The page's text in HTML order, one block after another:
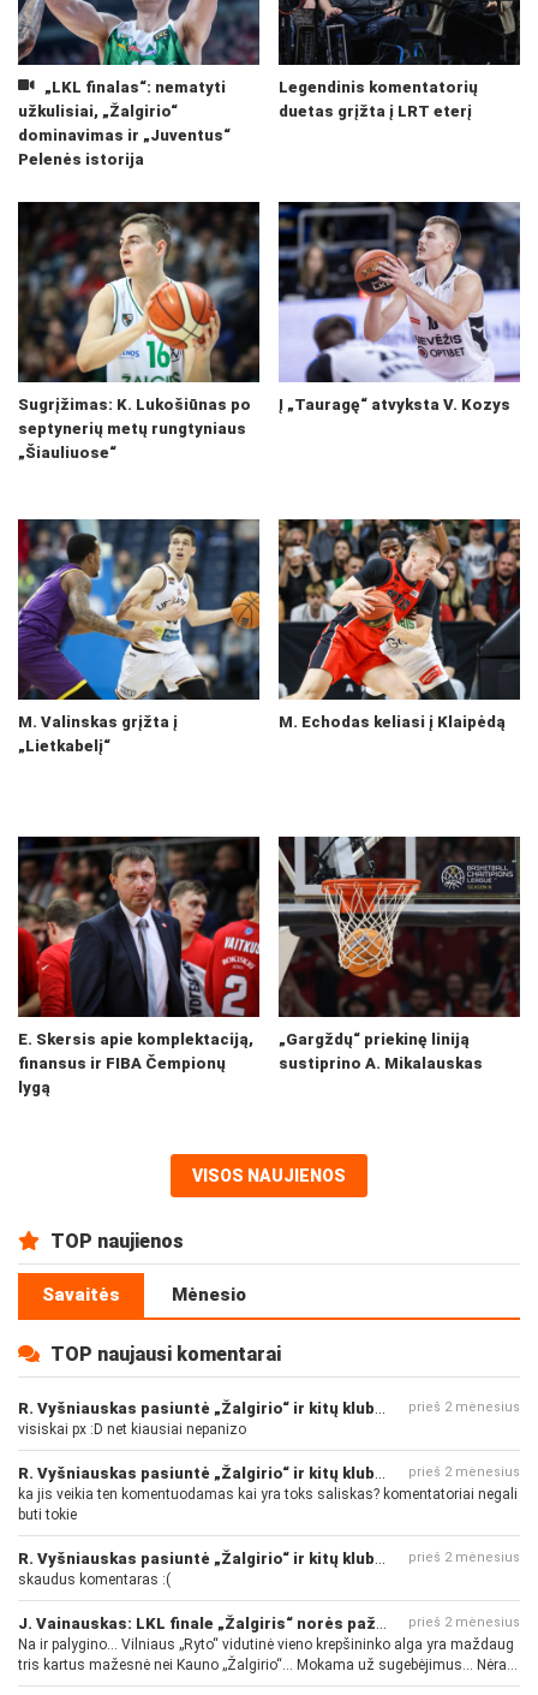
„LKL finalas“: nematyti
užkulisiai, „Žalgirio“
dominavimas ir „Juventus“
Pelenės istorija
Legendinis komentatorių
duetas grįžta į LRT eterį
Sugrįžimas: K. Lukošiūnas po
septynerių metų rungtyniaus
„Šiauliuose“
Į „Tauragę“ atvyksta V. Kozys
M. Valinskas grįžta į
„Lietkabelį“
M. Echodas keliasi į Klaipėdą
E. Skersis apie komplektaciją,
finansus ir FIBA Čempionų
lygą
„Gargždų“ priekinę liniją
sustiprino A. Mikalauskas
VISOS NAUJIENOS
TOP naujienos
Savaitės Mėnesio
TOP naujausi komentarai
prieš 2 mėnesius
visiskai px :D net kiausiai nepanizo
prieš 2 mėnesius
ka jis veikia ten komentuodamas kai yra toks saliskas? komentatoriai negali
buti tokie
prieš 2 mėnesius
skaudus komentaras :(
prieš 2 mėnesius
Na ir palygino... Vilniaus „Ryto“ vidutinė vieno krepšininko alga yra maždaug
tris kartus mažesnė nei Kauno „Žalgirio“... Mokama už sugebėjimus... Nėra
pinigų - nėra gerų žaidėjų...